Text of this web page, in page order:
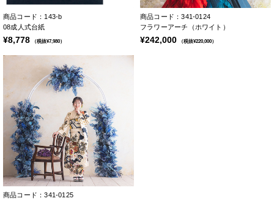
商品コード：143-b
08成人式台紙
¥8,778 （税抜¥7,980）
商品コード：341-0124
フラワーアーチ（ホワイト）
¥242,000 （税抜¥220,000）
商品コード：341-0125